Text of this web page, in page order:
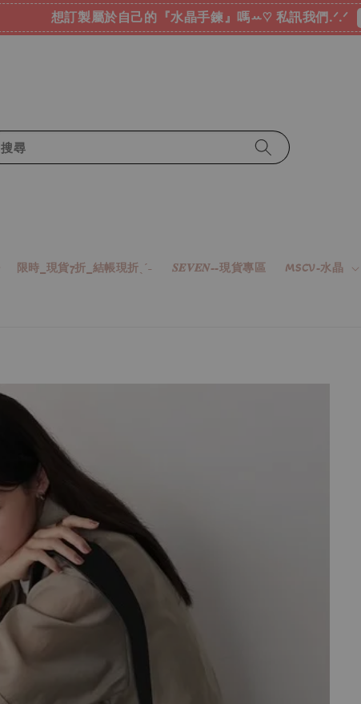
想訂製屬於自己的『水晶手鍊』嗎ꕀ♡ 私訊我們.ᐟ.ᐟ
搜尋
限時_現貨7折_結帳現折ˎˊ˗ 𝑺𝑬𝑽𝑬𝑵--現貨專區 MSCV-水晶